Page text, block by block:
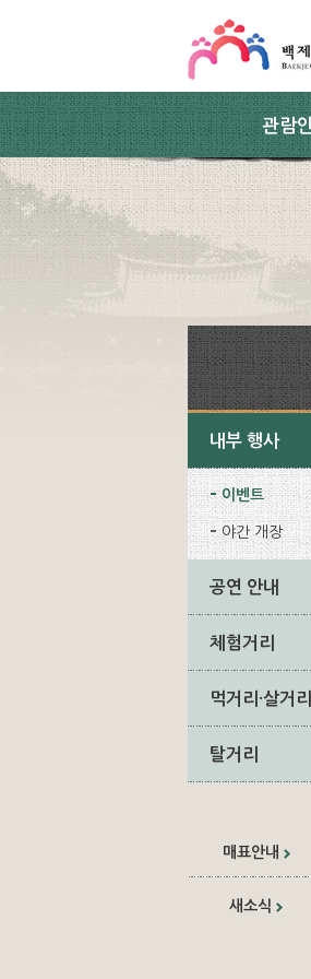
관람
내부 행사
이벤트
야간 개장
공연 안내
체험거리
먹거리·살거
탈거리
매표안내
새소식